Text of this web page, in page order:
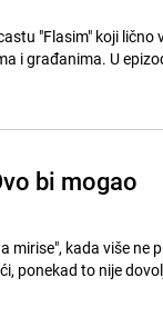
"Flasim" koji lično
i građanima. U
bi mogao
mirise", kada više ne
ponekad to nije